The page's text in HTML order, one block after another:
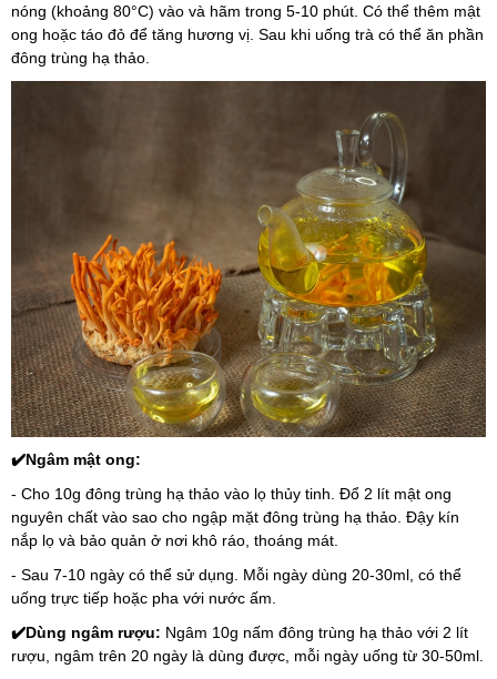
nóng (khoảng 80°C) vào và hãm trong 5-10 phút. Có thể thêm mật
ong hoặc táo đỏ để tăng hương vị. Sau khi uống trà có thể ăn phần
đông trùng hạ thảo.
✔️Ngâm mật ong:
- Cho 10g đông trùng hạ thảo vào lọ thủy tinh. Đổ 2 lít mật ong
nguyên chất vào sao cho ngập mặt đông trùng hạ thảo. Đậy kín
nắp lọ và bảo quản ở nơi khô ráo, thoáng mát.
- Sau 7-10 ngày có thể sử dụng. Mỗi ngày dùng 20-30ml, có thể
uống trực tiếp hoặc pha với nước ấm.
✔️Dùng ngâm rượu: Ngâm 10g nấm đông trùng hạ thảo với 2 lít
rượu, ngâm trên 20 ngày là dùng được, mỗi ngày uống từ 30-50ml.